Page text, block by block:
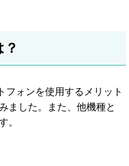
フォンを使用するメリット
ました。また、他機種と
。